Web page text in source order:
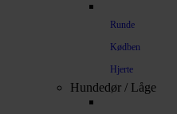
Runde
Kødben
Hjerte
Hundedør / Låge